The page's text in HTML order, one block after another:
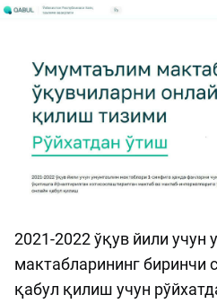
2021-2022 ўқув йили учун
мактабларининг биринчи
қабул қилиш учун